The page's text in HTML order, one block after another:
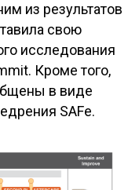
из результатов
свою
исследования
Кроме того,
в виде
SAFe.